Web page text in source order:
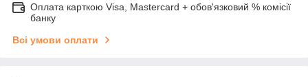
Оплата карткою Visa, Mastercard + обов'язковий % комісії
банку
Всі умови оплати